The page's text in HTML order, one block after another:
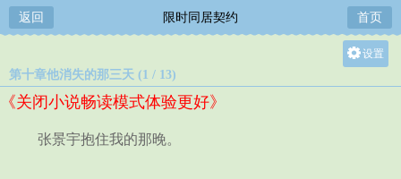
返回 限时同居契约 首页
设置
第十章他消失的那三天 (1 / 13)
《关闭小说畅读模式体验更好》
张景宇抱住我的那晚。